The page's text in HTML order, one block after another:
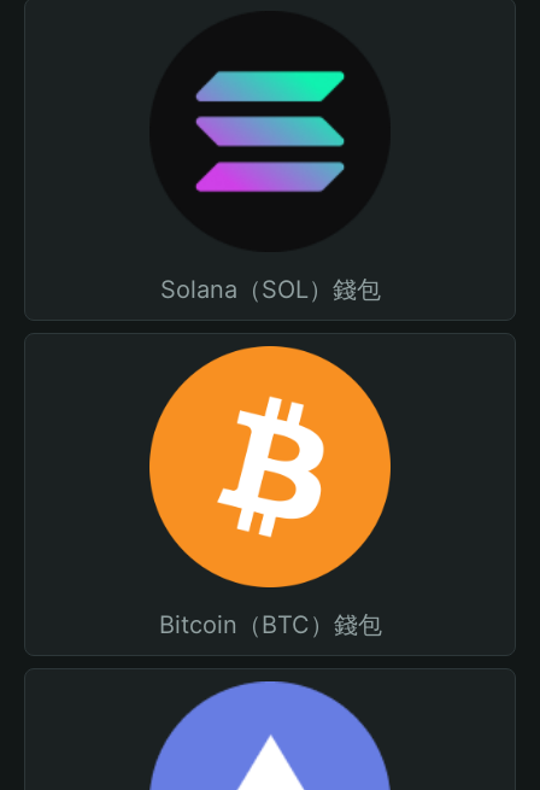
Solana（SOL）錢包
Bitcoin（BTC）錢包